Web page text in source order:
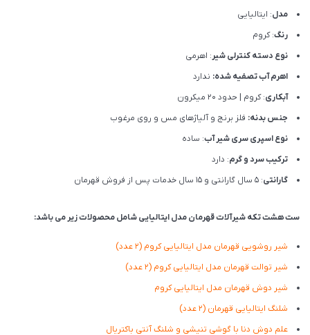
مدل: ایتالیایی
رنگ: کروم
نوع دسته کنترلی شیر: اهرمی
اهرم آب تصفیه شده: ندارد
آبکاری: کروم | حدود 20 میکرون
جنس بدنه: فلز برنج و آلیاژهای مس و روی مرغوب
نوع اسپری سری شیر آب: ساده
ترکیب سرد و گرم: دارد
گارانتی: 5 سال گارانتی و 15 سال خدمات پس از فروش قهرمان
ستهشت تکهشیرآلات قهرمان مدل ایتالیایی شامل محصولات زیر می باشد:
شیر روشویی قهرمان مدل ایتالیایی کروم (2 عدد)
شیر توالت قهرمان مدل ایتالیایی کروم (2 عدد)
شیر دوش قهرمان مدل ایتالیایی کروم
شلنگ ایتالیایی قهرمان (2 عدد)
علم دوش دنا با گوشی تنیشی و شلنگ آنتی باکتریال